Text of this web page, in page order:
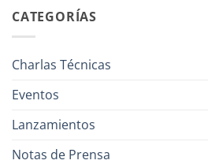
CATEGORÍAS
Charlas Técnicas
Eventos
Lanzamientos
Notas de Prensa